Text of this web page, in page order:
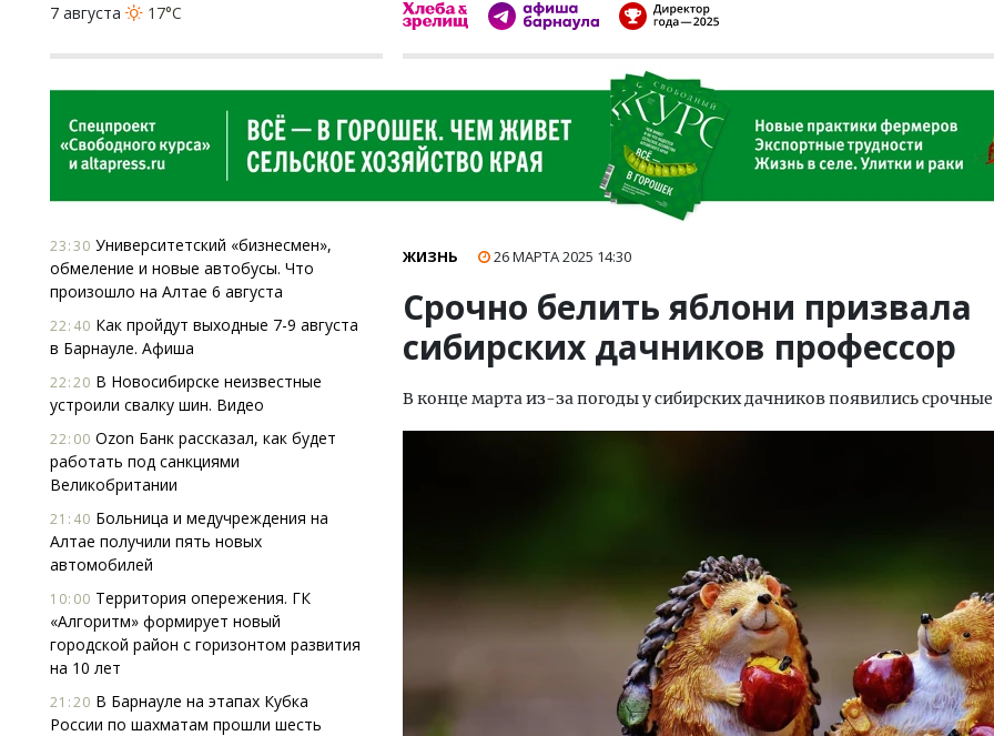
7 августа
17°C
23:30 Университетский «бизнесмен»,
обмеление и новые автобусы. Что
произошло на Алтае 6 августа
22:40 Как пройдут выходные 7-9 августа
в Барнауле. Афиша
22:20 В Новосибирске неизвестные
устроили свалку шин. Видео
22:00 Ozon Банк рассказал, как будет
работать под санкциями
Великобритании
21:40 Больница и медучреждения на
Алтае получили пять новых
автомобилей
10:00 Территория опережения. ГК
«Алгоритм» формирует новый
городской район с горизонтом развития
на 10 лет
21:20 В Барнауле на этапах Кубка
России по шахматам прошли шесть
ЖИЗНЬ 26 МАРТА 2025 14:30
Срочно белить яблони призвала
сибирских дачников профессор
В конце марта из-за погоды у сибирских дачников появились срочные